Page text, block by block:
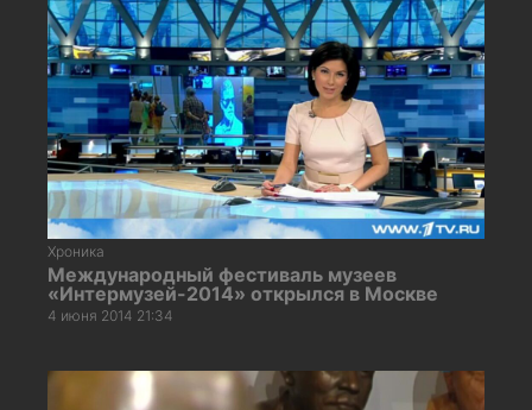
Хроника
Международный фестиваль музеев
«Интермузей-2014» открылся в Москве
4 июня 2014 21:34